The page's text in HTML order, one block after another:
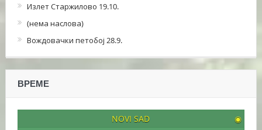
Излет Старжилово 19.10.
(нема наслова)
Вождовачки петобој 28.9.
ВРЕМЕ
NOVI SAD ◉